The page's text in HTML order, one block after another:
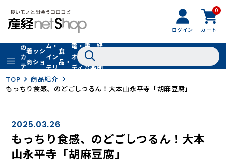
ログイン
0
カート
全
の
カ
テ
リ
着
商
品
フ
ッ
シ
ョ
ン
フ
ァ
シ
ョ
ン
小
物
ム・
イン
テリ
ア
グル
食
品・
ドリ
ンク
家
電・
オー
ディ
書
籍・
音楽
経
聞
TOP
商品紹介
もっちり食感、のどごしつるん！大本山永平寺「胡麻豆腐」
2025.03.26
もっちり食感、のどごしつるん！大本
山永平寺「胡麻豆腐」